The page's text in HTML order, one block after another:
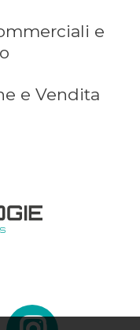
e
e Vendita